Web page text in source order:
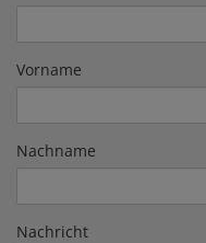
Vorname
Nachname
Nachricht